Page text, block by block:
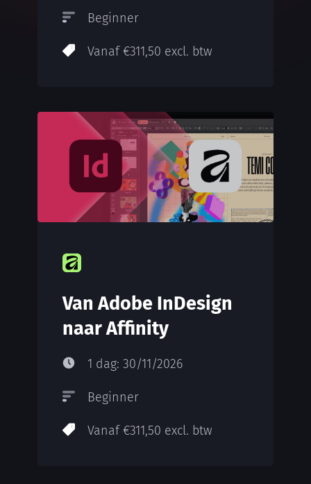
Beginner
Vanaf €311,50 excl. btw
Van Adobe InDesign
naar Affinity
1 dag: 30/11/2026
Beginner
Vanaf €311,50 excl. btw